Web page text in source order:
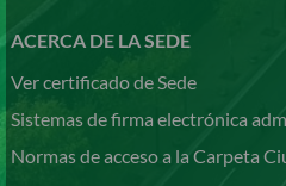
ACERCA DE LA SEDE
Ver certificado de Sede
Sistemas de firma electrónica
Normas de acceso a la Carpeta